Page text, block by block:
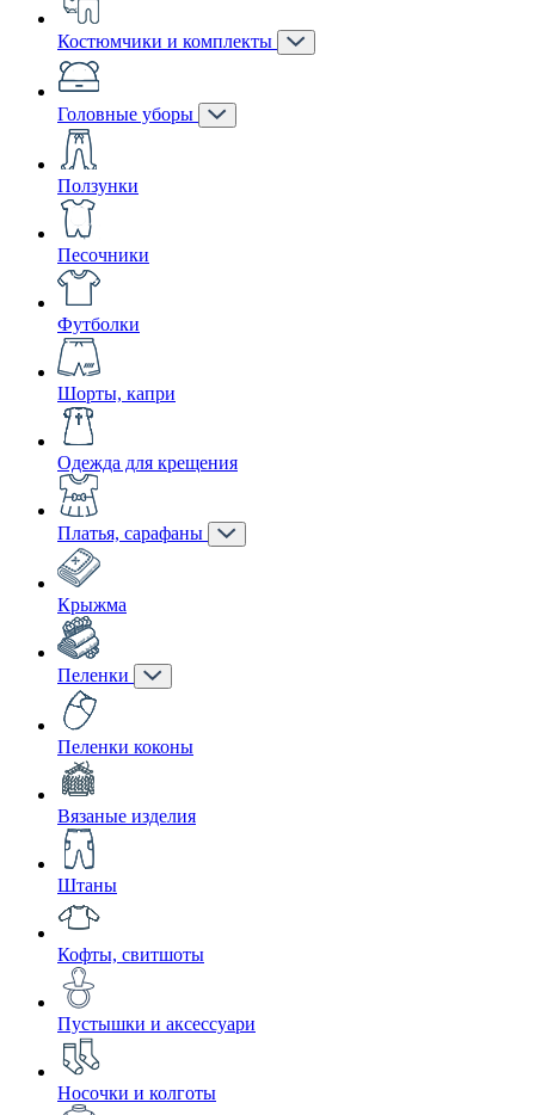
Костюмчики и комплекты
Головные уборы
Ползунки
Песочники
Футболки
Шорты, капри
Одежда для крещения
Платья, сарафаны
Крыжма
Пеленки
Пеленки коконы
Вязаные изделия
Штаны
Кофты, свитшоты
Пустышки и аксессуари
Носочки и колготы